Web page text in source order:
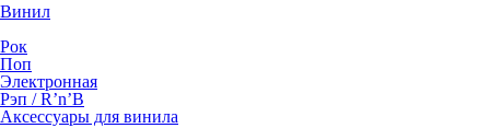
Винил
Рок
Поп
Электронная
Рэп / R’n’B
Аксессуары для винила